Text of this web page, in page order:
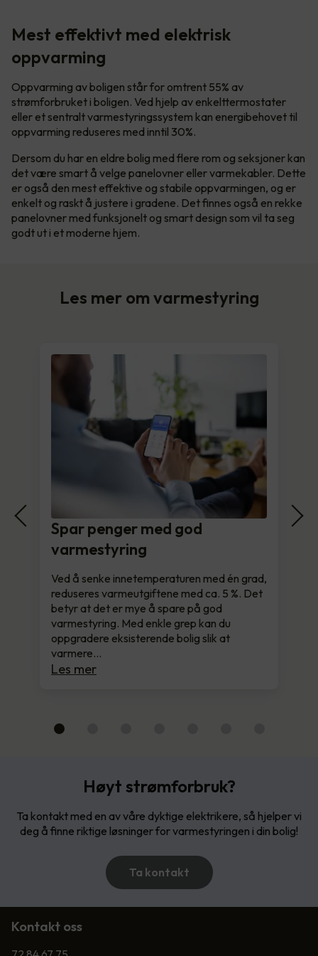
Mest effektivt med elektrisk
oppvarming
Oppvarming av boligen står for omtrent 55% av
strømforbruket i boligen. Ved hjelp av enkelttermostater
eller et sentralt varmestyringssystem kan energibehovet til
oppvarming reduseres med inntil 30%.
Dersom du har en eldre bolig med flere rom og seksjoner kan
det være smart å velge panelovner eller varmekabler. Dette
er også den mest effektive og stabile oppvarmingen, og er
enkelt og raskt å justere i gradene. Det finnes også en rekke
panelovner med funksjonelt og smart design som vil ta seg
godt ut i et moderne hjem.
Les mer om varmestyring
Spar penger med god
varmestyring
Ved å senke innetemperaturen med én grad,
reduseres varmeutgiftene med ca. 5 %. Det
betyr at det er mye å spare på god
varmestyring. Med enkle grep kan du
oppgradere eksisterende bolig slik at
varmere…
Les mer
Høyt strømforbruk?
Ta kontakt med en av våre dyktige elektrikere, så hjelper vi
deg å finne riktige løsninger for varmestyringen i din bolig!
Ta kontakt
Kontakt oss